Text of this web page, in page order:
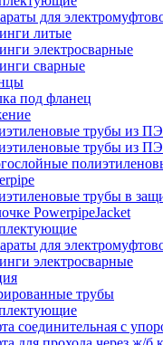
для
литые
электросварные
сварные
под фланец
трубы из
трубы из
трубы в
PowerpipeJacket
для
электросварные
трубы
соединительная с